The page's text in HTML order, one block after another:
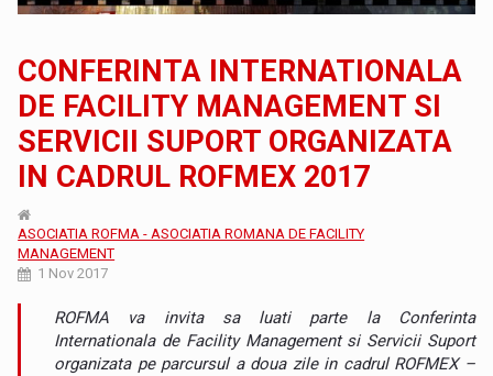
CONFERINTA INTERNATIONALA
DE FACILITY MANAGEMENT SI
SERVICII SUPORT ORGANIZATA
IN CADRUL ROFMEX 2017
ASOCIATIA ROFMA - ASOCIATIA ROMANA DE FACILITY
MANAGEMENT
1 Nov 2017
ROFMA va invita sa luati parte la Conferinta
Internationala de Facility Management si Servicii Suport
organizata pe parcursul a doua zile in cadrul ROFMEX –